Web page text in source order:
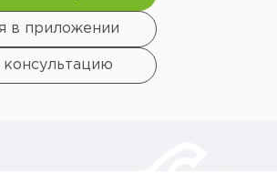
в приложении
консультацию